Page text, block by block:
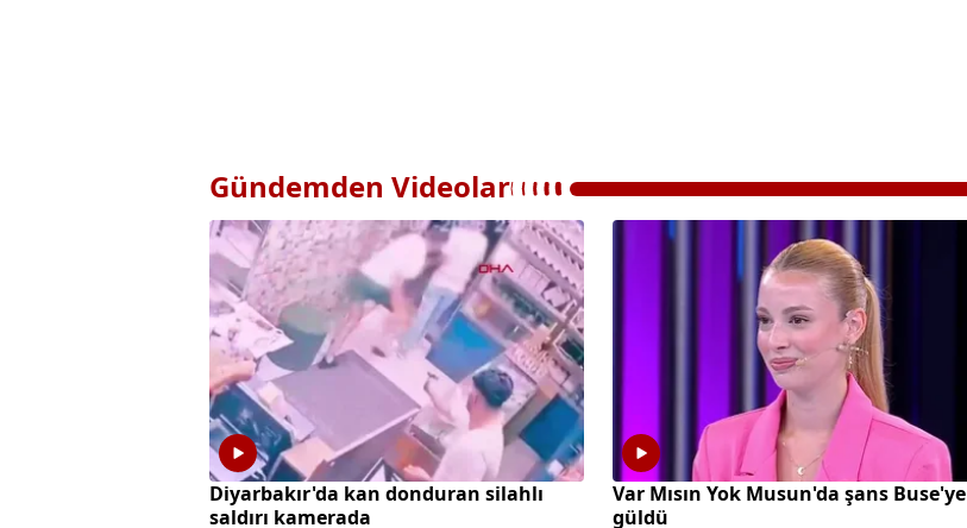
Gündemden Videolar
Diyarbakır'da kan donduran silahlı
saldırı kamerada
Var Mısın Yok Musun'da şans Buse'ye
güldü